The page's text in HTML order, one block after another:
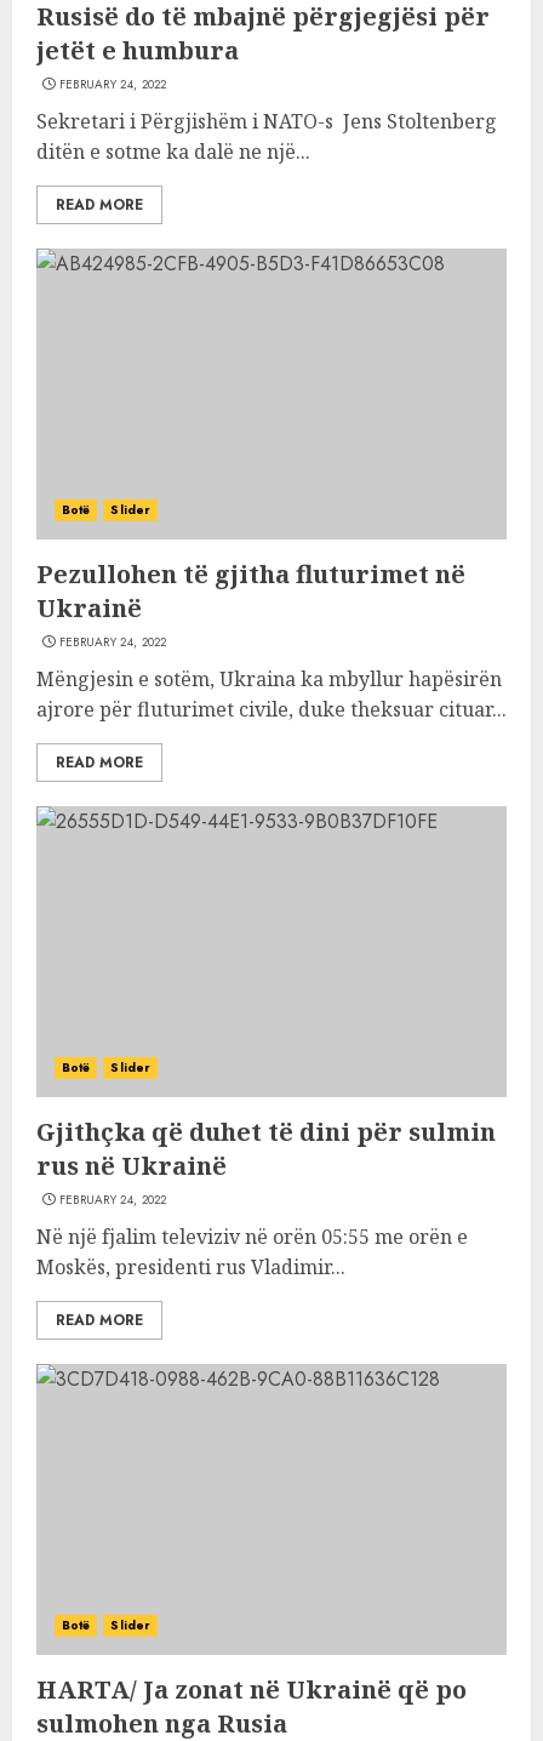
Rusisë do të mbajnë përgjegjësi për
jetët e humbura
FEBRUARY 24, 2022
Sekretari i Përgjishëm i NATO-s Jens Stoltenberg
ditën e sotme ka dalë ne një...
READ MORE
Botë Slider
Pezullohen të gjitha fluturimet në
Ukrainë
FEBRUARY 24, 2022
Mëngjesin e sotëm, Ukraina ka mbyllur hapësirën
ajrore për fluturimet civile, duke theksuar cituar...
READ MORE
Botë Slider
Gjithçka që duhet të dini për sulmin
rus në Ukrainë
FEBRUARY 24, 2022
Në një fjalim televiziv në orën 05:55 me orën e
Moskës, presidenti rus Vladimir...
READ MORE
Botë Slider
HARTA/ Ja zonat në Ukrainë që po
sulmohen nga Rusia